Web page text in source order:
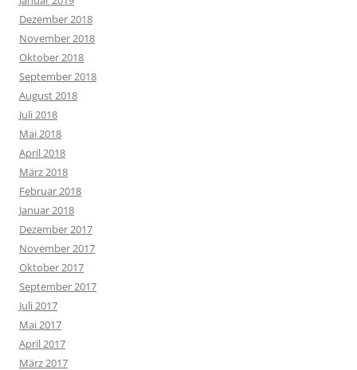
Dezember 2018
November 2018
Oktober 2018
September 2018
August 2018
Juli 2018
Mai 2018
April 2018
März 2018
Februar 2018
Januar 2018
Dezember 2017
November 2017
Oktober 2017
September 2017
Juli 2017
Mai 2017
April 2017
März 2017